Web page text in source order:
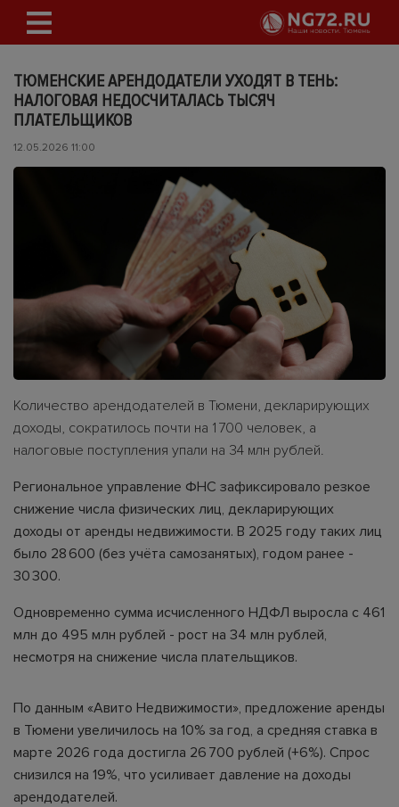
ТЮМЕНСКИЕ АРЕНДОДАТЕЛИ УХОДЯТ В ТЕНЬ:
НАЛОГОВАЯ НЕДОСЧИТАЛАСЬ ТЫСЯЧ
ПЛАТЕЛЬЩИКОВ
12.05.2026 11:00
Количество арендодателей в Тюмени, декларирующих
доходы, сократилось почти на 1 700 человек, а
налоговые поступления упали на 34 млн рублей.
Региональное управление ФНС зафиксировало резкое
снижение числа физических лиц, декларирующих
доходы от аренды недвижимости. В 2025 году таких лиц
было 28 600 (без учёта самозанятых), годом ранее -
30 300.
Одновременно сумма исчисленного НДФЛ выросла с 461
млн до 495 млн рублей - рост на 34 млн рублей,
несмотря на снижение числа плательщиков.
По данным «Авито Недвижимости», предложение аренды
в Тюмени увеличилось на 10% за год, а средняя ставка в
марте 2026 года достигла 26 700 рублей (+6%). Спрос
снизился на 19%, что усиливает давление на доходы
арендодателей.